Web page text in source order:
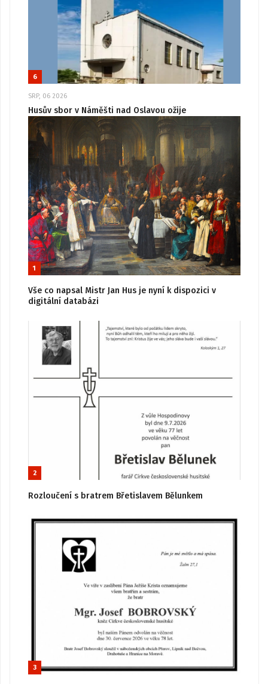
6
SRP, 06 2026
Husův sbor v Náměšti nad Oslavou ožije
1
Vše co napsal Mistr Jan Hus je nyní k dispozici v
digitální databázi
2
Rozloučení s bratrem Břetislavem Bělunkem
3